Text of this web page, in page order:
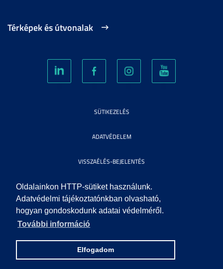
Oldalainkon HTTP-sütiket használunk.
Adatvédelmi tájékoztatónkban olvasható,
hogyan gondoskodunk adatai védelméről.
További információ
Elfogadom
Térképek és útvonalak
SÜTIKEZELÉS
ADATVÉDELEM
VISSZAÉLÉS-BEJELENTÉS
KÖZÉRDEKŰ ADATOK
IMPRESSZUM